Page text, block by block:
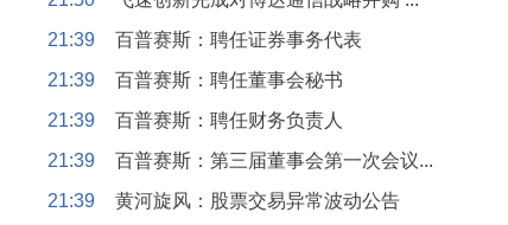
21:39
百普赛斯：聘任证券事务代表
21:39
百普赛斯：聘任董事会秘书
21:39
百普赛斯：聘任财务负责人
21:39
百普赛斯：第三届董事会第一次会议...
21:39
黄河旋风：股票交易异常波动公告